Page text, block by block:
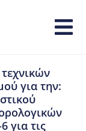
για την:
για τις